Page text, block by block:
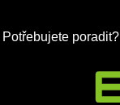
Potřebujete poradit?